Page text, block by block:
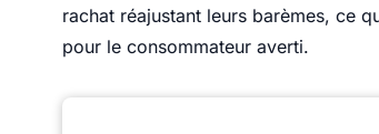
rachat réajustant leurs barèmes, ce
pour le consommateur averti.